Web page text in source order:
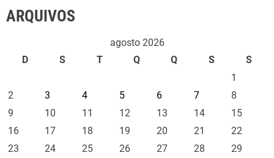
ARQUIVOS
agosto 2026
D
S T Q Q S
S
1
2
3 4 5 6 7
8
9
10 11 12 13 14
15
16
17 18 19 20 21
22
23
24 25 26 27 28
29